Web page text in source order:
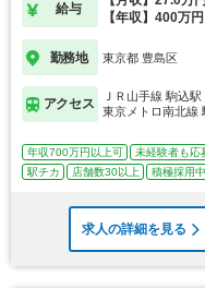
給与
【年収】400万
勤務地 東京都 豊島区
アクセス
ＪＲ山手線 駒込駅
東京メトロ南北線
年収700万円以上可 未経験者も応
駅チカ
店舗数30以上 積極採用中
求人の詳細を見る